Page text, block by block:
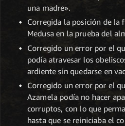
una madre».
Corregida la posición de la
Medusa en la prueba del
Corregido un error por el
podía atravesar los
ardiente sin quedarse en
Corregido un error por el
Azamela podía no hacer
corruptos, con lo que
hasta que se reiniciaba el